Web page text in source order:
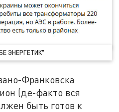
ЭНЕРГЕТИК"
Франковска
(де-факто вся
быть готов к